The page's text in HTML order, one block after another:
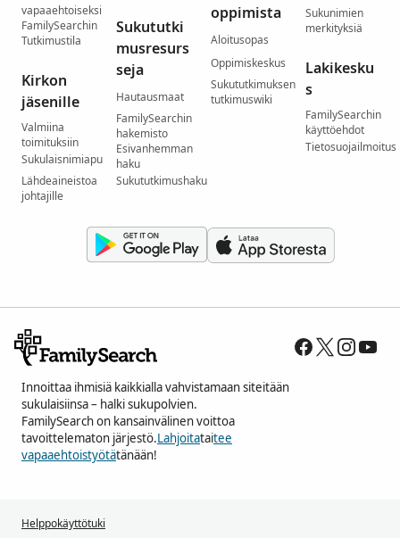
vapaaehtoiseksi
FamilySearchin
Tutkimustila
Kirkon
jäsenille
Valmiina
toimituksiin
Sukulaisnimiapu
Lähdeaineistoa
johtajille
Sukututki
musresurs
seja
Hautausmaat
FamilySearchin
hakemisto
Esivanhemman
haku
Sukututkimushaku
oppimista
Aloitusopas
Oppimiskeskus
Sukututkimuksen
tutkimuswiki
Sukunimien
merkityksiä
Lakikesku
s
FamilySearchin
käyttöehdot
Tietosuojailmoitus
Innoittaa ihmisiä kaikkialla vahvistamaan siteitään
sukulaisiinsa – halki sukupolvien.
FamilySearch on kansainvälinen voittoa
tavoittelematon järjestö.Lahjoitataitee
vapaaehtoistyötätänään!
Helppokäyttötuki